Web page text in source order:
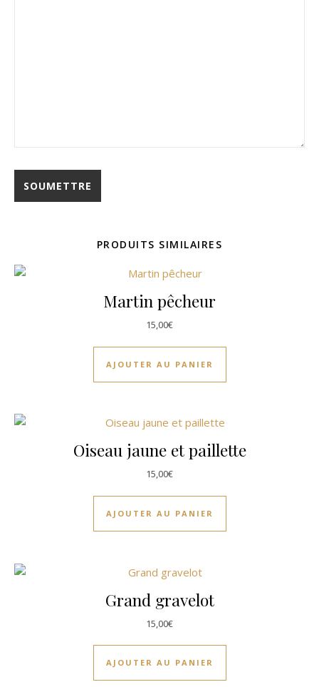
PRODUITS SIMILAIRES
Martin pêcheur
15,00€
AJOUTER AU PANIER
Oiseau jaune et paillette
15,00€
AJOUTER AU PANIER
Grand gravelot
15,00€
AJOUTER AU PANIER